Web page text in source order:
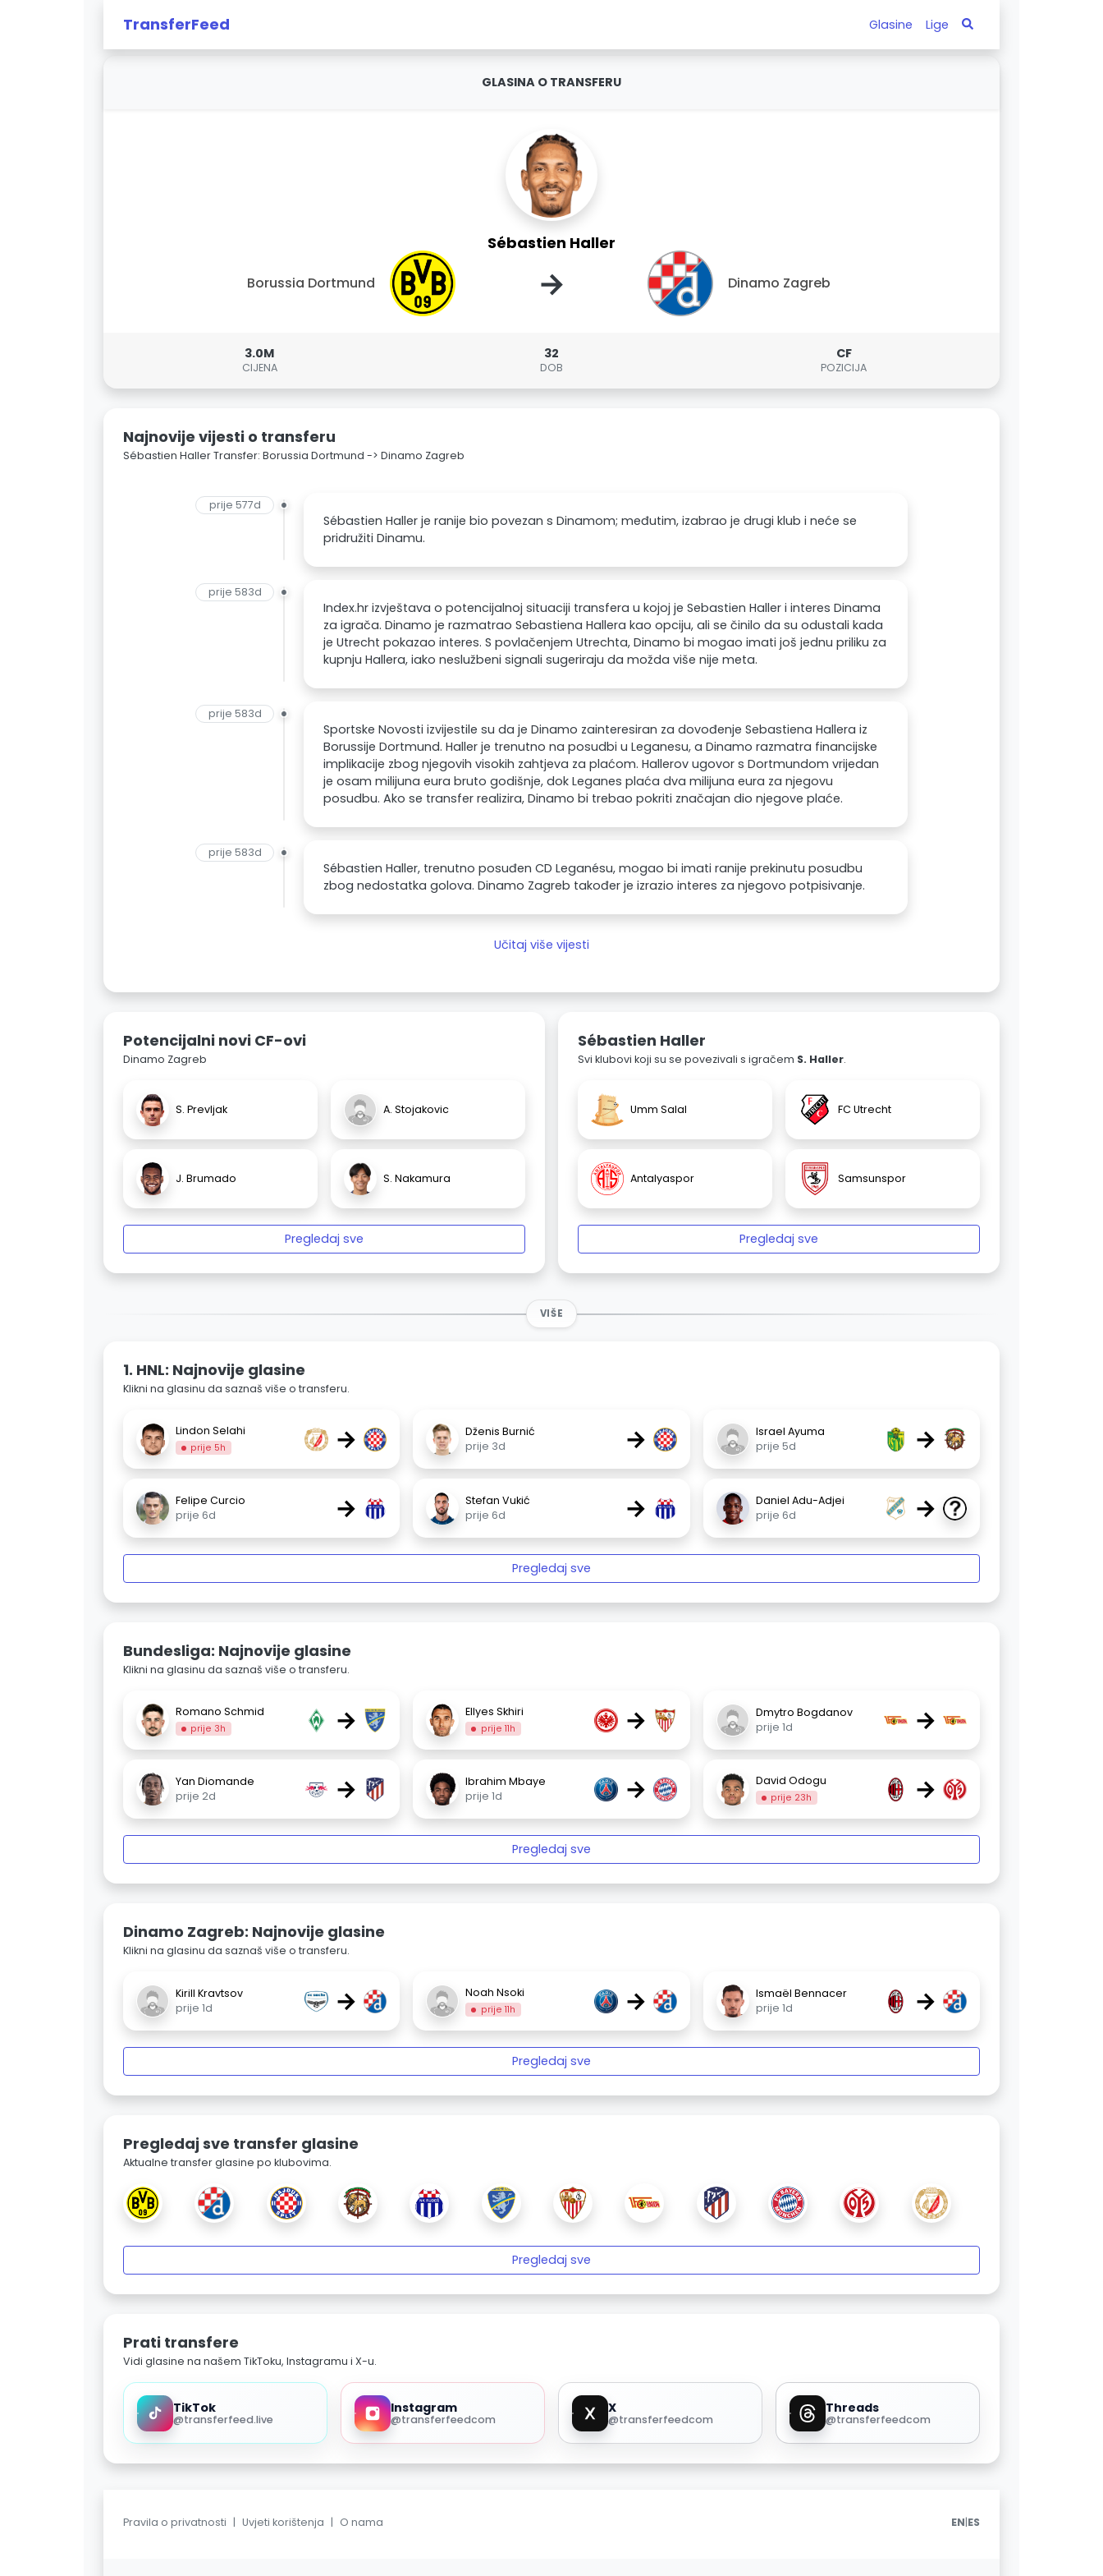
TransferFeed Glasine Lige
GLASINA O TRANSFERU
Sébastien Haller
Borussia Dortmund → Dinamo Zagreb
3.0M
CIJENA
32
DOB
CF
POZICIJA
Najnovije vijesti o transferu
Sébastien Haller Transfer: Borussia Dortmund -> Dinamo Zagreb
prije 577d
Sébastien Haller je ranije bio povezan s Dinamom; međutim, izabrao je drugi klub i neće se
pridružiti Dinamu.
prije 583d
Index.hr izvještava o potencijalnoj situaciji transfera u kojoj je Sebastien Haller i interes Dinama
za igrača. Dinamo je razmatrao Sebastiena Hallera kao opciju, ali se činilo da su odustali kada
je Utrecht pokazao interes. S povlačenjem Utrechta, Dinamo bi mogao imati još jednu priliku za
kupnju Hallera, iako neslužbeni signali sugeriraju da možda više nije meta.
prije 583d
Sportske Novosti izvijestile su da je Dinamo zainteresiran za dovođenje Sebastiena Hallera iz
Borussije Dortmund. Haller je trenutno na posudbi u Leganesu, a Dinamo razmatra financijske
implikacije zbog njegovih visokih zahtjeva za plaćom. Hallerov ugovor s Dortmundom vrijedan
je osam milijuna eura bruto godišnje, dok Leganes plaća dva milijuna eura za njegovu
posudbu. Ako se transfer realizira, Dinamo bi trebao pokriti značajan dio njegove plaće.
prije 583d
Sébastien Haller, trenutno posuđen CD Leganésu, mogao bi imati ranije prekinutu posudbu
zbog nedostatka golova. Dinamo Zagreb također je izrazio interes za njegovo potpisivanje.
Učitaj više vijesti
Potencijalni novi CF-ovi
Dinamo Zagreb
S. Prevljak A. Stojakovic
J. Brumado S. Nakamura
Pregledaj sve
Sébastien Haller
Svi klubovi koji su se povezivali s igračem S. Haller.
Umm Salal FC Utrecht
Antalyaspor Samsunspor
Pregledaj sve
VIŠE
1. HNL: Najnovije glasine
Klikni na glasinu da saznaš više o transferu.
Lindon Selahi
prije 5h →
Dženis Burnić
prije 3d
→
Israel Ayuma
prije 5d
→
Felipe Curcio
prije 6d
→
Stefan Vukić
prije 6d
→
Daniel Adu-Adjei
prije 6d
→
Pregledaj sve
Bundesliga: Najnovije glasine
Klikni na glasinu da saznaš više o transferu.
Romano Schmid
prije 3h → Ellyes Skhiri
prije 11h →
Dmytro Bogdanov
prije 1d
→
Yan Diomande
prije 2d
→
Ibrahim Mbaye
prije 1d
→ David Odogu
prije 23h →
Pregledaj sve
Dinamo Zagreb: Najnovije glasine
Klikni na glasinu da saznaš više o transferu.
Kirill Kravtsov
prije 1d
→ Noah Nsoki
prije 11h →
Ismaël Bennacer
prije 1d
→
Pregledaj sve
Pregledaj sve transfer glasine
Aktualne transfer glasine po klubovima.
Pregledaj sve
Prati transfere
Vidi glasine na našem TikToku, Instagramu i X-u.
TikTok
@transferfeed.live
Instagram
@transferfeedcom
X
@transferfeedcom
Threads
@transferfeedcom
Pravila o privatnosti | Uvjeti korištenja | O nama EN|ES